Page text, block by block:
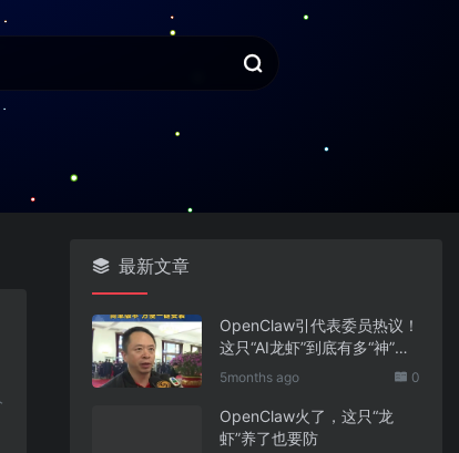
最新文章
OpenClaw引代表委员热议！
这只“AI龙虾”到底有多“神”？
｜科技观察
5months ago 0
OpenClaw火了，这只“龙
虾”养了也要防